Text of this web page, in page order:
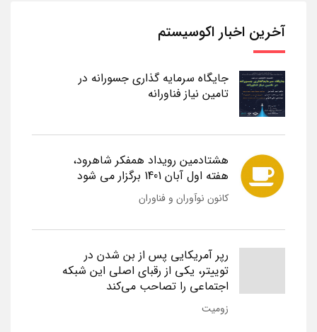
آخرین اخبار اکوسیستم
جایگاه سرمایه گذاری جسورانه در
تامین نیاز فناورانه
هشتادمین رویداد همفکر شاهرود،
هفته اول آبان 1401 برگزار می شود
کانون نوآوران و فناوران
رپر آمریکایی پس از بن شدن در
توییتر، یکی از رقبای اصلی این شبکه
اجتماعی را تصاحب می‌کند
زومیت